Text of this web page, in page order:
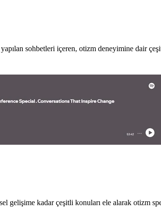
sohbetleri içeren, otizm deneyimine dair
gelişime kadar çeşitli konuları ele alarak otizm